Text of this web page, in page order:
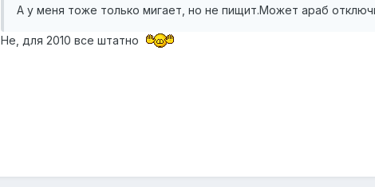
А у меня тоже только мигает, но не пищит.Может араб
Не, для 2010 все штатно